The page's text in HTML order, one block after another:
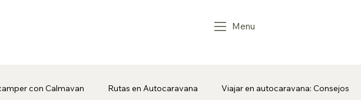
Menu
con Calmavan Rutas en Autocaravana Viajar en autocaravana: Consejos